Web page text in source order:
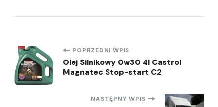
Nawigacja
wpisu
POPRZEDNI WPIS
Olej Silnikowy 0w30 4l Castrol
Magnatec Stop-start C2
NASTĘPNY WPIS